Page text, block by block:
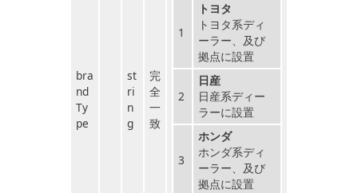
bra
nd
Ty
pe
st
ri
n
g
完
全
一
致
1
トヨタ
トヨタ系ディ
ーラー、及び
拠点に設置
2
日産
日産系ディー
ラーに設置
3
ホンダ
ホンダ系ディ
ーラー、及び
拠点に設置